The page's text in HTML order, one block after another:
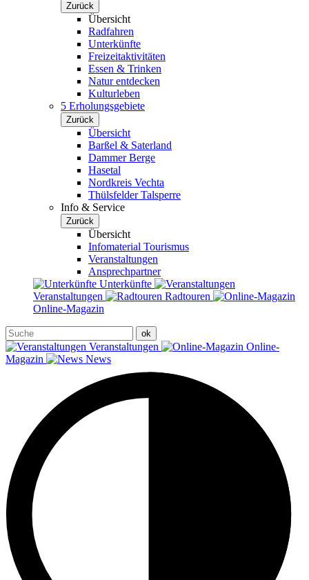
Zurück
Übersicht
Radfahren
Unterkünfte
Freizeitaktivitäten
Essen & Trinken
Natur entdecken
Kulturleben
5 Erholungsgebiete
Zurück
Übersicht
Barßel & Saterland
Dammer Berge
Hasetal
Nordkreis Vechta
Thülsfelder Talsperre
Info & Service
Zurück
Übersicht
Infomaterial Tourismus
Veranstaltungen
Ansprechpartner
Unterkünfte
Veranstaltungen
Radtouren
Online-Magazin
Veranstaltungen
Online-
Magazin
News